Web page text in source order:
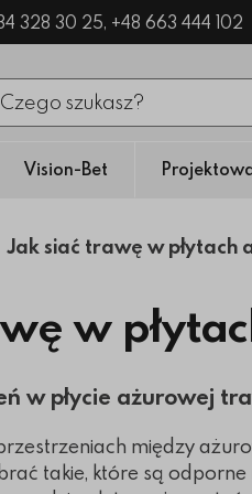
328 30 25, +48 663 444 102
przycisku fraza
Vision-Bet
Jak siać trawę w płytach
w
w płycie ażurowej
między
takie, które są